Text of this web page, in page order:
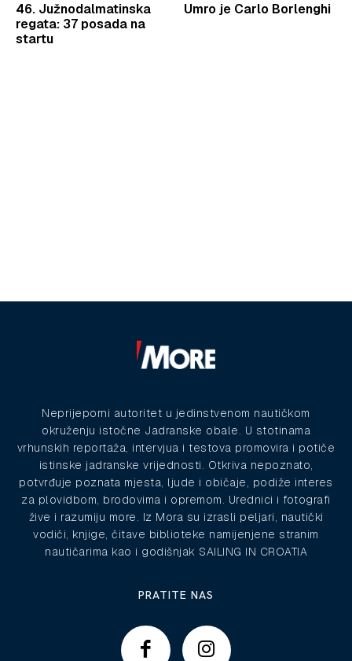
46. Južnodalmatinska
regata: 37 posada na
startu
Umro je Carlo Borlenghi
Neprijeporni autoritet u jedinstvenom nautičkom
okruženju istočne Jadranske obale. U stotinama
vrhunskih reportaža, intervjua i testova promovira i potiče
istinske jadranske vrijednosti. Otkriva nepoznato,
potvrđuje poznata mjesta, ljude i običaje, podiže interes
za plovidbom, brodovima i opremom. Urednici i fotografi
žive i razumiju more. Iz Mora su izrasli peljari, nautički
vodiči, knjige, čitave biblioteke namijenjene stranim
nautičarima kao i godišnjak SAILING IN CROATIA
PRATITE NAS